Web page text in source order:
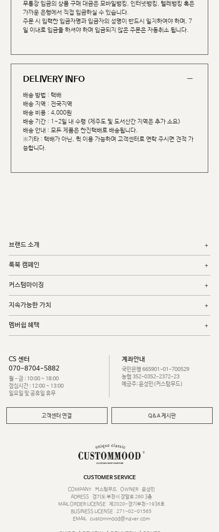
무통장 입금의 상품 구매 대금은 모바일뱅킹, 인터넷뱅킹, 텔레뱅킹 혹은
가까운 은행에서 직접 입금하실 수 있습니다.
주문 시 입력한 입금자명과 입금자의 성명이 반드시 일치하여야 하며, 7
일 이내로 입금을 하셔야 하며 입금되지 않은 주문은 자동취소 됩니다.
DELIVERY INFO
배송 방법 : 택배
배송 지역 : 전국지역
배송 비용 : 4,000원
배송 기간 : 1~2일 내 수령 (제주도 및 도서산간 지역은 추가 소요)
배송 안내 : 모든 제품은 한진택배로 배송됩니다.
※기타 : 택배가 아닌, 퀵 이용 가능하며 고객센터로 연락 주시면 견적 가
능합니다.
브랜드 소개
룩북 캠페인
커스텀마이징
지속가능한 가치
멤버쉽 혜택
CS 센터
070-8704-5882
월 - 금 : 10:00 ~ 18:00
점심시간 : 12:00 ~ 13:00
일요일 및 공휴일 휴무
계좌안내
국민은행 665901-01-700529
농협 352-0352-2372-23
예금주: 윤성민(커스텀무드)
고객센터 연결 Q&A 게시판
CUSTOMER SERVICE
COMPANY
커스텀무드 OWNER
윤성민
ADRESS
경기도 부천시 장말로 260 3층
MAIL ORDER LICENSE
제2020-경기부천-1936호
BUSINESS LICENSE 271-02-01565
EMAIL
custommood@naver.com